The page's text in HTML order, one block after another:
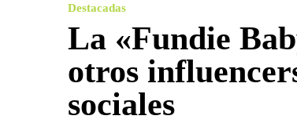
Destacadas
La «Fundie
otros
sociales